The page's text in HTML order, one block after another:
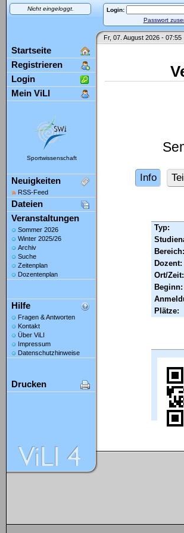
Nicht eingeloggt. Login:
Passwort
Fr, 07. August 2026 - 07:55
Startseite
Registrieren
Login
Mein ViLI
Sportwissenschaft
Neuigkeiten
RSS-Feed
Dateien
Veranstaltungen
Sommer 2026
Winter 2025/26
Archiv
Suche
Zeitenplan
Dozentenplan
Hilfe
Fragen & Antworten
Kontakt
Über ViLI
Impressum
Datenschutzhinweise
Drucken
Info
Typ:
Bereich:
Dozent:
Ort/Zeit:
Beginn:
Plätze: